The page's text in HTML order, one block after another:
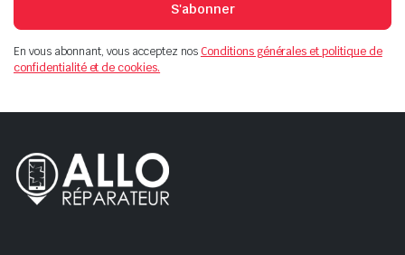
S'abonner
En vous abonnant, vous acceptez nosConditions générales et politique de
confidentialité et de cookies.